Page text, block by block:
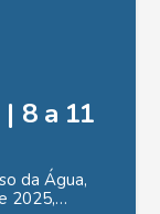
| 8 a 11
da Água,
2025,…